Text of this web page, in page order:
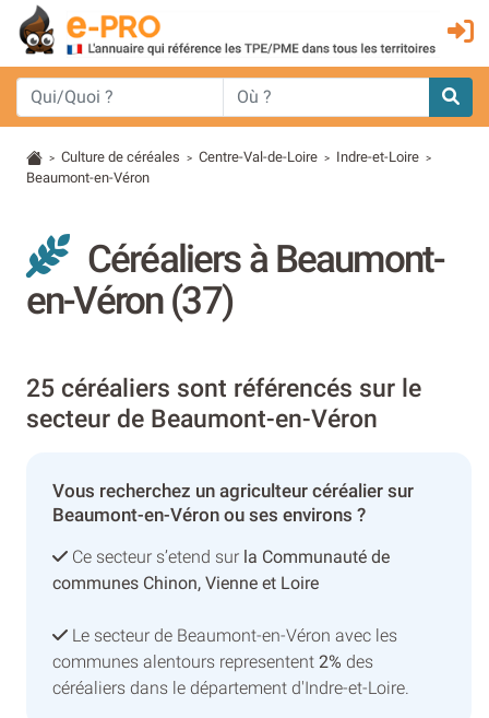
> Culture de céréales > Centre-Val-de-Loire > Indre-et-Loire >
Beaumont-en-Véron
Céréaliers à Beaumont-
en-Véron (37)
25 céréaliers sont référencés sur le
secteur de Beaumont-en-Véron
Vous recherchez un agriculteur céréalier sur
Beaumont-en-Véron ou ses environs ?
Ce secteur s’etend sur la Communauté de
communes Chinon, Vienne et Loire
Le secteur de Beaumont-en-Véron avec les
communes alentours representent 2% des
céréaliers dans le département d'Indre-et-Loire.